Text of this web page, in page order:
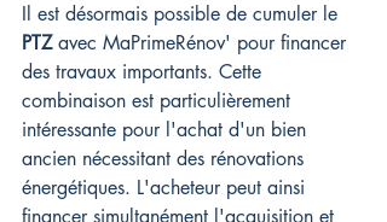
Il est désormais possible de cumuler le
PTZ avec MaPrimeRénov' pour financer
des travaux importants. Cette
combinaison est particulièrement
intéressante pour l'achat d'un bien
ancien nécessitant des rénovations
énergétiques. L'acheteur peut ainsi